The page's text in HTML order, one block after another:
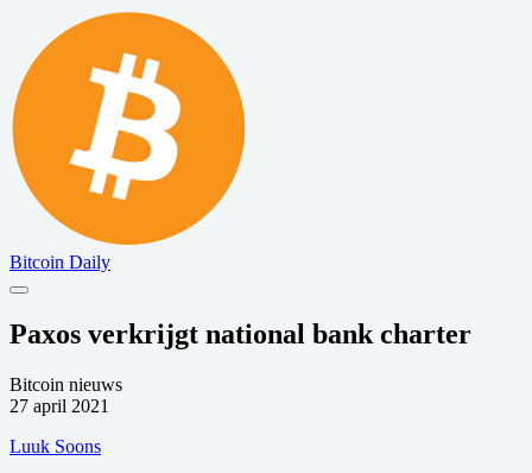
Bitcoin Daily
Paxos verkrijgt national bank charter
Bitcoin nieuws
27 april 2021
Luuk Soons